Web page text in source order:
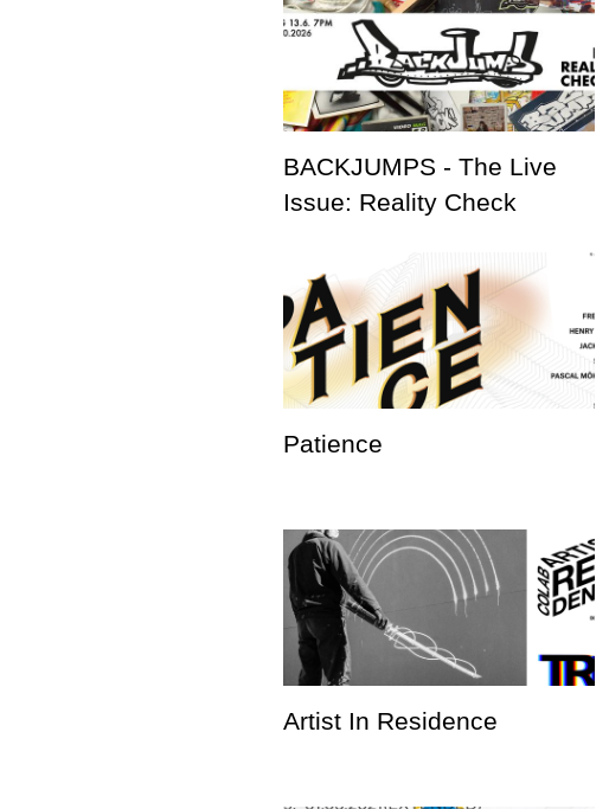
BACKJUMPS - The Live
Issue: Reality Check
Patience
Artist In Residence